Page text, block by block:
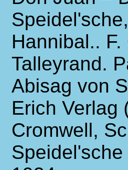
Hannibal..
Talleyrand.
Abisag von
Erich Verlag
Cromwell,